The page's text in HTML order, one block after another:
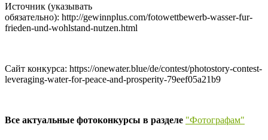
Источник (указывать
обязательно): http://gewinnplus.com/fotowettbewerb-wasser-fur-
frieden-und-wohlstand-nutzen.html
Сайт конкурса: https://onewater.blue/de/contest/photostory-contest-
leveraging-water-for-peace-and-prosperity-79eef05a21b9
Все актуальные фотоконкурсы в разделе "Фотографам"